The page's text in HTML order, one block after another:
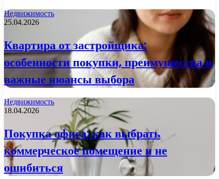
Недвижимость
25.04.2026
Квартира от застройщика:
особенности покупки, преимущества и
важные нюансы выбора
Недвижимость
18.04.2026
Покупка офиса: как выбрать
коммерческое помещение и не
ошибиться